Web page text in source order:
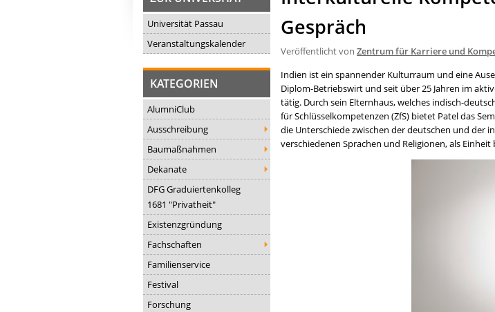
Universität Passau
Veranstaltungskalender
KATEGORIEN
AlumniClub
Ausschreibung
Baumaßnahmen
Dekanate
DFG Graduiertenkolleg
1681 "Privatheit"
Existenzgründung
Fachschaften
Familienservice
Festival
Forschung
Gespräch
Veröffentlicht von Zentrum für Karriere und
Indien ist ein spannender Kulturraum und eine
Diplom-Betriebswirt und seit über 25 Jahren im
tätig. Durch sein Elternhaus, welches indisch-
für Schlüsselkompetenzen (ZfS) bietet Patel das
die Unterschiede zwischen der deutschen und der
verschiedenen Sprachen und Religionen, als